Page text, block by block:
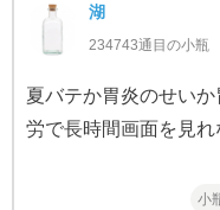
湖
234743通目の小瓶
夏バテか胃炎のせい
労で長時間画面を見
小